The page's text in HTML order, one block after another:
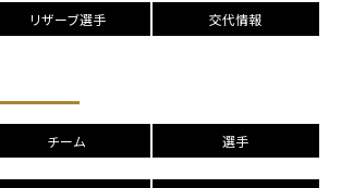
リザーブ選手 交代情報
チーム 選手